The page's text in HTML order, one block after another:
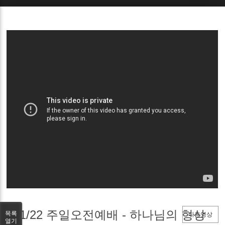
다음영상
1/22 주일오전예배 - 하나님의 형상
목록
열기
Sketchbook5, 스케치북5
Sketchbook5, 스케치북5